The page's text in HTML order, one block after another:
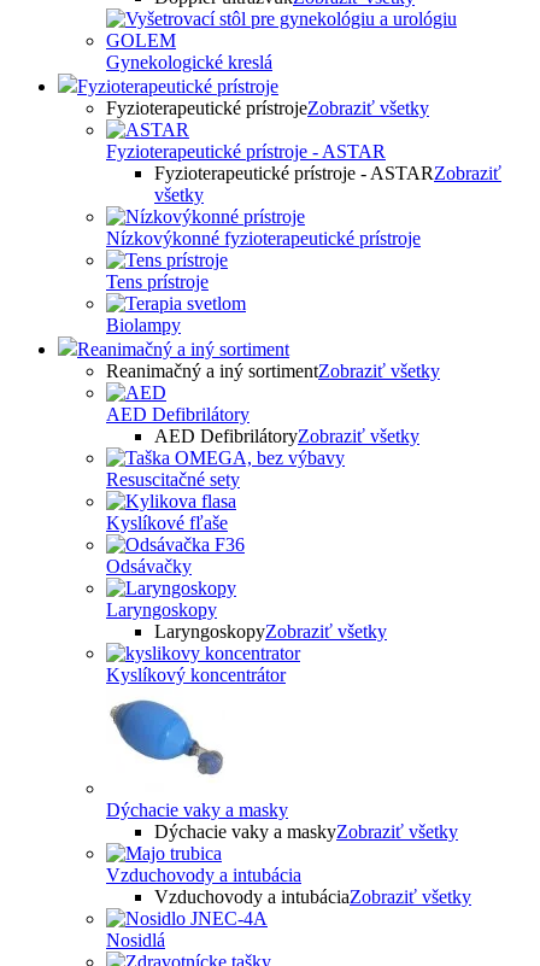
Gynekologické kreslá
Fyzioterapeutické prístroje
Fyzioterapeutické prístrojeZobraziť všetky
Fyzioterapeutické prístroje - ASTAR
Fyzioterapeutické prístroje - ASTARZobraziť
všetky
Nízkovýkonné fyzioterapeutické prístroje
Tens prístroje
Biolampy
Reanimačný a iný sortiment
Reanimačný a iný sortimentZobraziť všetky
AED Defibrilátory
AED DefibrilátoryZobraziť všetky
Resuscitačné sety
Kyslíkové fľaše
Odsávačky
Laryngoskopy
LaryngoskopyZobraziť všetky
Kyslíkový koncentrátor
Dýchacie vaky a masky
Dýchacie vaky a maskyZobraziť všetky
Vzduchovody a intubácia
Vzduchovody a intubáciaZobraziť všetky
Nosidlá